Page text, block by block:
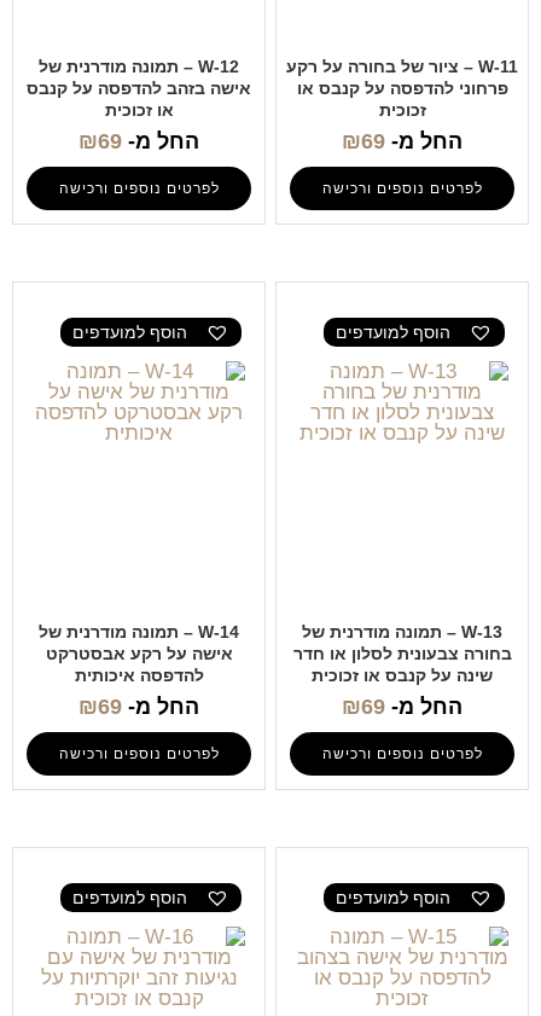
W-11 – ציור של בחורה על רקע
פרחוני להדפסה על קנבס או
זכוכית
החל מ- ₪69
לפרטים נוספים ורכישה
W-12 – תמונה מודרנית של
אישה בזהב להדפסה על קנבס
או זכוכית
החל מ- ₪69
לפרטים נוספים ורכישה
הוסף למועדפים
W-13 – תמונה מודרנית של
בחורה צבעונית לסלון או חדר
שינה על קנבס או זכוכית
החל מ- ₪69
לפרטים נוספים ורכישה
הוסף למועדפים
W-14 – תמונה מודרנית של
אישה על רקע אבסטרקט
להדפסה איכותית
החל מ- ₪69
לפרטים נוספים ורכישה
הוסף למועדפים הוסף למועדפים